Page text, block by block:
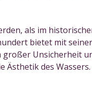
als im
bietet mit
Unsicherheit
Ästhetik des Wassers.